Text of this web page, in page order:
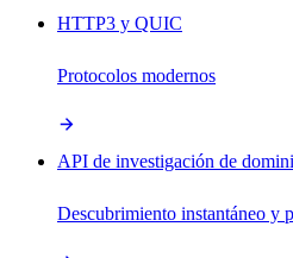
HTTP3 y QUIC
Protocolos modernos
API de investigación de
Descubrimiento instantáneo y